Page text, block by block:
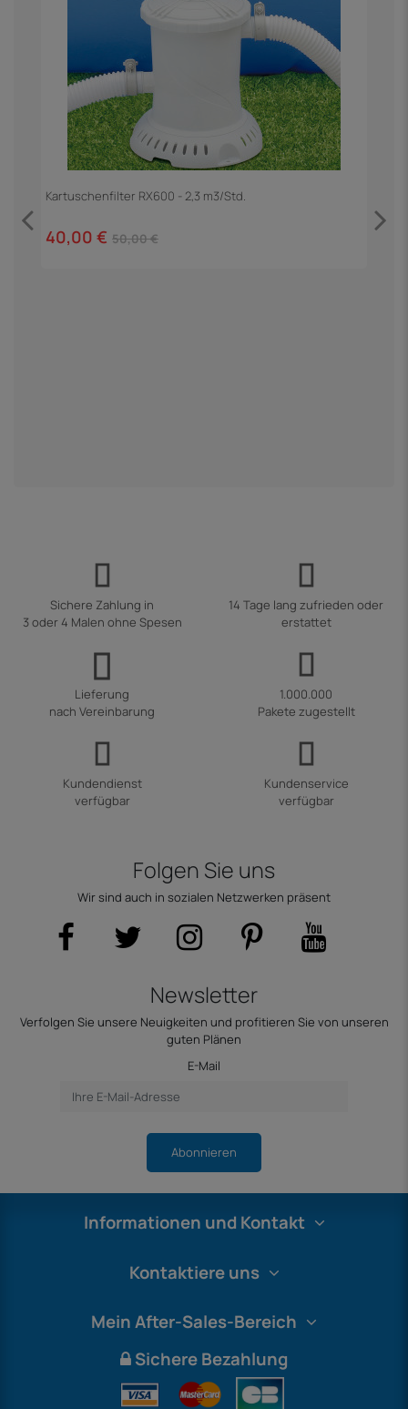
Kartuschenfilter RX600 - 2,3 m3/Std.
40,00 € 50,00 €
Sichere Zahlung in
3 oder 4 Malen ohne Spesen
14 Tage lang zufrieden oder
erstattet
Lieferung
nach Vereinbarung
1.000.000
Pakete zugestellt
Kundendienst
verfügbar
Kundenservice
verfügbar
Folgen Sie uns
Wir sind auch in sozialen Netzwerken präsent
Newsletter
Verfolgen Sie unsere Neuigkeiten und profitieren Sie von unseren
guten Plänen
E-Mail
Abonnieren
Informationen und Kontakt
Kontaktiere uns
Mein After-Sales-Bereich
Sichere Bezahlung